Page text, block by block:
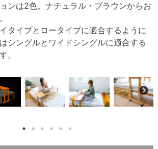
ンは2色。ナチュラル・ブラウンからお
タイプとロータイプに適合するように
シングルとワイドシングルに適合する
。